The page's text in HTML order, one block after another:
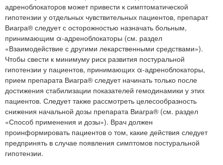
адреноблокаторов может привести к симптоматической
гипотензии у отдельных чувствительных пациентов, препарат
Виагра® следует с осторожностью назначать больным,
принимающим α-адреноблокаторы (см. раздел
«Взаимодействие с другими лекарственными средствами»).
Чтобы свести к минимуму риск развития постуральной
гипотензии у пациентов, принимающих α-адреноблокаторы,
прием препарата Виагра® следует начинать только после
достижения стабилизации показателей гемодинамики у этих
пациентов. Следует также рассмотреть целесообразность
снижения начальной дозы препарата Виагра® (см. раздел
«Способ применения и дозы»). Врач должен
проинформировать пациентов о том, какие действия следует
предпринять в случае появления симптомов постуральной
гипотензии.